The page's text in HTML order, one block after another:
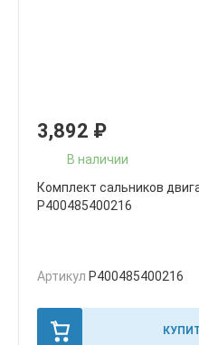
3,892 ₽
В наличии
Комплект сальников
P400485400216
Артикул P400485400216